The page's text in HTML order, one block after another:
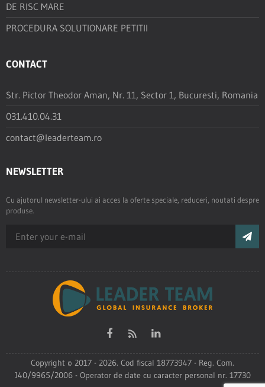
DE RISC MARE
PROCEDURA SOLUTIONARE PETITII
CONTACT
Str. Pictor Theodor Aman, Nr. 11, Sector 1, Bucuresti, Romania
031.410.04.31
contact@leaderteam.ro
NEWSLETTER
Cu ajutorul newsletter-ului ai acces la oferte speciale, reduceri, noutati despre
produse.
Copyright © 2017 - 2026. Cod fiscal 18773947 - Reg. Com.
J40/9965/2006 - Operator de date cu caracter personal nr. 17730